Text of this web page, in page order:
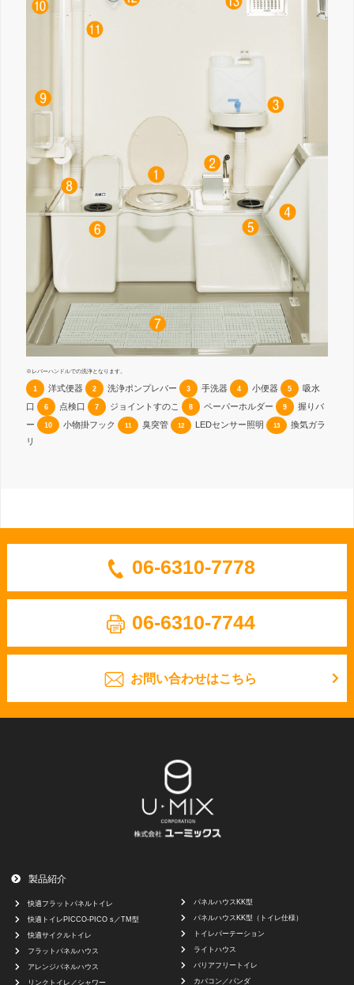
※レバーハンドルでの洗浄となります。
1 洋式便器 2 洗浄ポンプレバー 3 手洗器 4 小便器 5
吸水
口
6 点検口 7 ジョイントすのこ 8 ペーパーホルダー 9
握りバ
ー
10 小物掛フック 11 臭突管 12 LEDセンサー照明 13
換気ガラ
リ
06-6310-7778
06-6310-7744
お問い合わせはこちら
製品紹介
快適フラットパネルトイレ
快適トイレPICCO-PICO s／TM型
快適サイクルトイレ
フラットパネルハウス
アレンジパネルハウス
リンクトイレ／シャワー
パネルハウスKK型
パネルハウスKK型（トイレ仕様）
トイレパーテーション
ライトハウス
バリアフリートイレ
カバコン／パンダ